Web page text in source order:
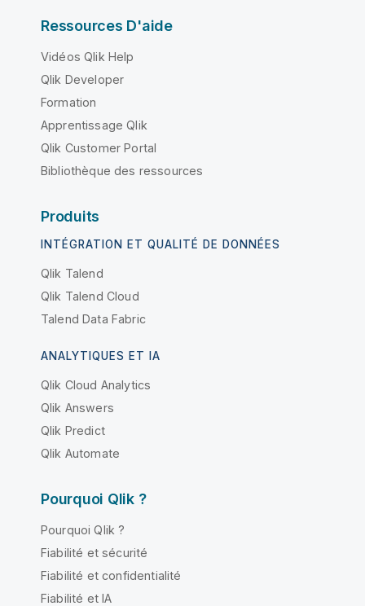
Ressources D'aide
Vidéos Qlik Help
Qlik Developer
Formation
Apprentissage Qlik
Qlik Customer Portal
Bibliothèque des ressources
Produits
INTÉGRATION ET QUALITÉ DE DONNÉES
Qlik Talend
Qlik Talend Cloud
Talend Data Fabric
ANALYTIQUES ET IA
Qlik Cloud Analytics
Qlik Answers
Qlik Predict
Qlik Automate
Pourquoi Qlik ?
Pourquoi Qlik ?
Fiabilité et sécurité
Fiabilité et confidentialité
Fiabilité et IA